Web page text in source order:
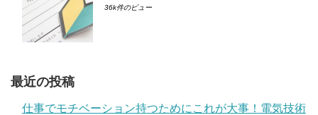
36k件のビュー
最近の投稿
仕事でモチベーション持つためにこれが大事！電気技術